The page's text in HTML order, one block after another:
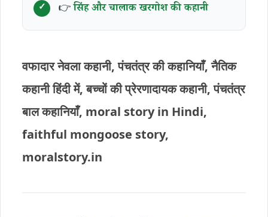
👉सिंह और चालाक खरगोश की कहानी
वफादार नेवला कहानी, पंचतंत्र की कहानियाँ, नैतिक
कहानी हिंदी में, बच्चों की प्रेरणादायक कहानी, पंचतंत्र
बाल कहानियाँ, moral story in Hindi,
faithful mongoose story,
moralstory.in